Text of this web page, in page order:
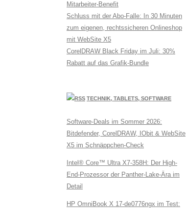
Mitarbeiter-Benefit
Schluss mit der Abo-Falle: In 30 Minuten
zum eigenen, rechtssicheren Onlineshop
mit WebSite X5
CorelDRAW Black Friday im Juli: 30%
Rabatt auf das Grafik-Bundle
TECHNIK, TABLETS, SOFTWARE
Software-Deals im Sommer 2026:
Bitdefender, CorelDRAW, IObit & WebSite
X5 im Schnäppchen-Check
Intel® Core™ Ultra X7-358H: Der High-
End-Prozessor der Panther-Lake-Ära im
Detail
HP OmniBook X 17-de0776ngx im Test: